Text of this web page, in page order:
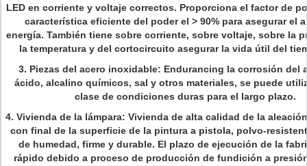
LED en corriente y voltaje correctos. Proporciona el factor de
característica eficiente del poder el > 90% para asegurar el
energía. También tiene sobre corriente, sobre voltaje, sobre la
la temperatura y del cortocircuito asegurar la vida útil del
3. Piezas del acero inoxidable: Endurancing la corrosión del
ácido, alcalino químicos, sal y otros materiales, se puede
clase de condiciones duras para el largo plazo.
4. Vivienda de la lámpara: Vivienda de alta calidad de la
con final de la superficie de la pintura a pistola, polvo-
de humedad, firme y durable. El plazo de ejecución de la
rápido debido a proceso de producción de fundición a